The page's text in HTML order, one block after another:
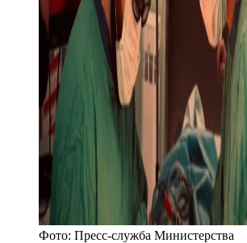
Фото: Пресс-служба Министерства